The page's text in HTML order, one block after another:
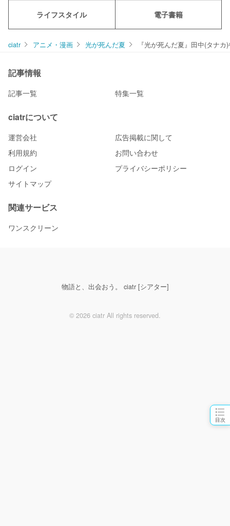
目次
ライフスタイル 電子書籍
ciatr アニメ・漫画 光が死んだ夏 『光が死んだ夏』田中(タナ
記事情報
記事一覧 特集一覧
ciatrについて
運営会社
広告掲載に関して
利用規約
お問い合わせ
ログイン
プライバシーポリシー
サイトマップ
関連サービス
ワンスクリーン
物語と、出会おう。 ciatr [シアター]
© 2026 ciatr All rights reserved.